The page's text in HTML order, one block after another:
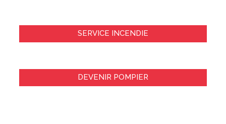
SERVICE INCENDIE
DEVENIR POMPIER